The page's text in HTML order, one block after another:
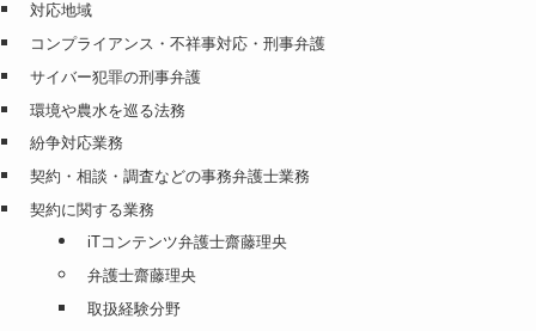
対応地域
コンプライアンス・不祥事対応・刑事弁護
サイバー犯罪の刑事弁護
環境や農水を巡る法務
紛争対応業務
契約・相談・調査などの事務弁護士業務
契約に関する業務
iTコンテンツ弁護士齋藤理央
弁護士齋藤理央
取扱経験分野